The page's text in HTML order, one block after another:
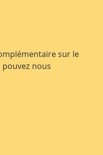
sur le
pouvez nous